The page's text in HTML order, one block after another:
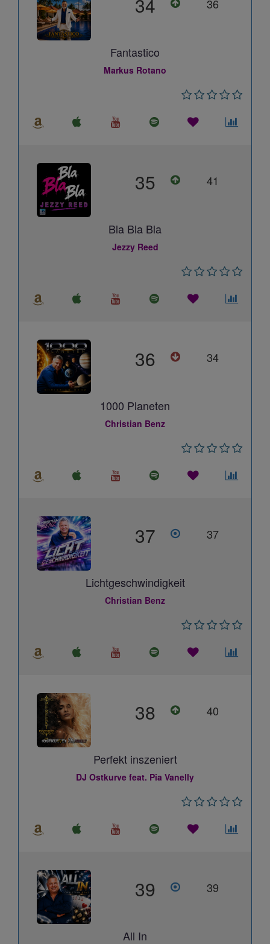
36
Fantastico
Markus Rotano
35 41
Bla Bla Bla
Jezzy Reed
36 34
1000 Planeten
Christian Benz
37 37
Lichtgeschwindigkeit
Christian Benz
38 40
Perfekt inszeniert
DJ Ostkurve feat. Pia Vanelly
39 39
All In